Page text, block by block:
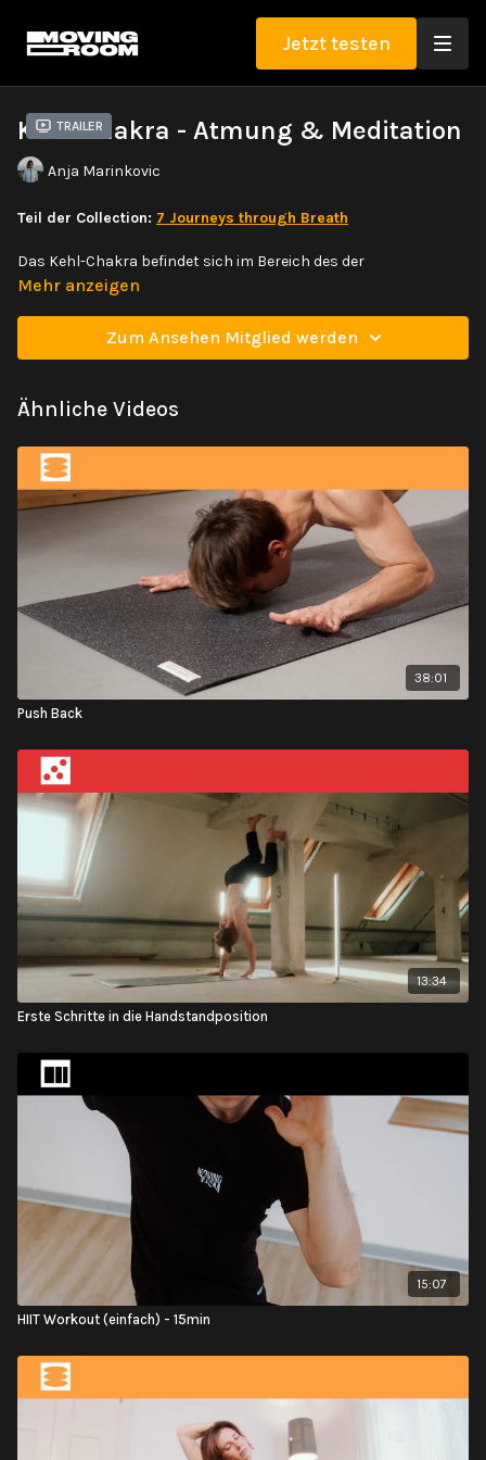
Jetzt testen
Trailer
Kehl-Chakra - Atmung & Meditation
Anja Marinkovic
Teil der Collection: 7 Journeys through Breath
Das Kehl-Chakra befindet sich im Bereich des der
Halswirbelsäule, leicht unterhalb des Kehlkopfs. Das Hals-
mit Hilfe von längeren Atemzyklen und langem Ausatmen
Mehr anzeigen
Zum Ansehen Mitglied werden
Ähnliche Videos
38:01
Push Back
13:34
Erste Schritte in die Handstandposition
15:07
HIIT Workout (einfach) - 15min